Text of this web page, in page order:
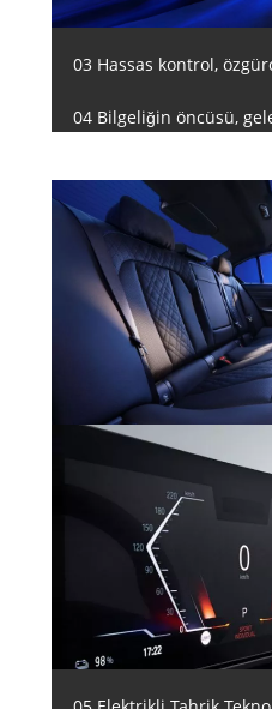
03 Hassas kontrol,
04 Bilgeliğin öncüsü,